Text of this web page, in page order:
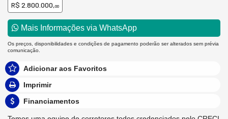
R$ 2.800.000,00
Mais Informações via WhatsApp
Os preços, disponibilidades e condições de pagamento poderão ser alterados sem prévia
comunicação.
Adicionar aos Favoritos
Imprimir
Financiamentos